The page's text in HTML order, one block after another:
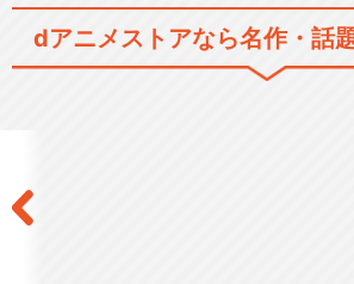
dアニメストアなら名作・話